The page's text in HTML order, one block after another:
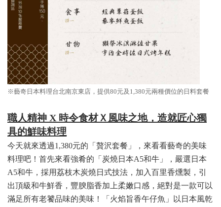
※藝奇日本料理台北南京東店，提供80元及1,380元兩種價位的日料套餐
職人精神 X 時令食材Ｘ風味之地，造就匠心獨
具的鮮味料理
今天就來透過1,380元的「贅沢套餐」，來看看藝奇的美味
料理吧！首先來看強肴的「炭燒日本A5和牛」，嚴選日本
A5和牛，採用荔枝木炭燒日式技法，加入百里香燻製，引
出頂級和牛鮮香，豐腴脂香加上柔嫩口感，絕對是一款可以
滿足所有老饕品味的美味！「火焰旨香午仔魚」以日本風乾